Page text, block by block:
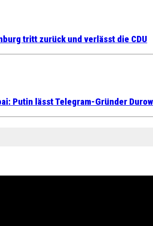
tritt zurück und verlässt die CDU
Putin lässt Telegram-Gründer